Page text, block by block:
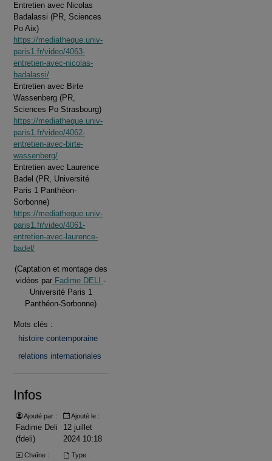
Entretien avec Nicolas
Badalassi (PR, Sciences
Po Aix)
https://mediatheque.univ-
paris1.fr/video/4063-
entretien-avec-nicolas-
badalassi/
Entretien avec Birte
Wassenberg (PR,
Sciences Po Strasbourg)
https://mediatheque.univ-
paris1.fr/video/4062-
entretien-avec-birte-
wassenberg/
Entretien avec Laurence
Badel (PR, Université
Paris 1 Panthéon-
Sorbonne)
https://mediatheque.univ-
paris1.fr/video/4061-
entretien-avec-laurence-
badel/
(Captation et montage des
vidéos par Fadime DELI -
Université Paris 1
Panthéon-Sorbonne)
Mots clés :
histoire contemporaine
relations internationales
Infos
Ajouté par :
Fadime Deli
(fdeli)
Ajouté le :
12 juillet
2024 10:18
Chaîne : Type :